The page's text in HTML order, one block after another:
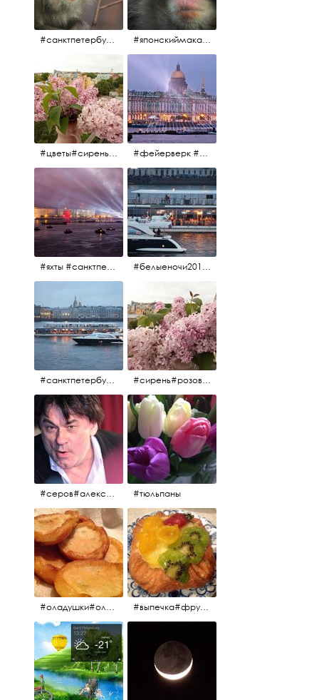
#санктпетербург #macacafuscata #macaca #ленинградскийзоопарк #снежнаяобезьяна #японскиймакак #макака #зоопарк #японскиймакак#снежнаяобезьяна#приматы#макака#зоопарк#животные#ленинградскийзоопарк#macaca#macacafuscata#санктпетербург
#цветы#сирень #розоваясирень #натюрморт #натюрмортсцветами #весна2012 #пробуждение #фейерверк #салют #парусник #санктпетербург #белыеночи2012 #белыеночи #алыепаруса2012 #алыепаруса #нева
#яхты #санктпетербург #нева #белыеночи2012 #алыепаруса #алыепаруса2012#парусник#салют#фейерверк #белыеночи2012 #белыеночи #2012 #нева #санктпетербург #яхты
#санктпетербург #нева#яхты#2012 #белыеночи#белыеночи2012 #сирень#розоваясирень#натюрморт#натюрмортсцветами#2012#весна2012
#серов#александрсеров#певец#народныйартист#эстрадныйпевец#композитор#тыменялюбишь#мадонна#ялюблютебядослёз #тюльпаны
#оладушки#оладушкинакефире #оладушкисяблоками #кефир#яблоки С утра испёк, на кефире с яблоками. #выпечка#фрукты#пекарня#зима